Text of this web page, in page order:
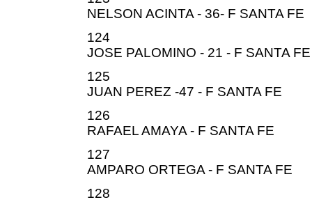
NELSON ACINTA - 36- F SANTA FE
124
JOSE PALOMINO - 21 - F SANTA FE
125
JUAN PEREZ -47 - F SANTA FE
126
RAFAEL AMAYA - F SANTA FE
127
AMPARO ORTEGA - F SANTA FE
128